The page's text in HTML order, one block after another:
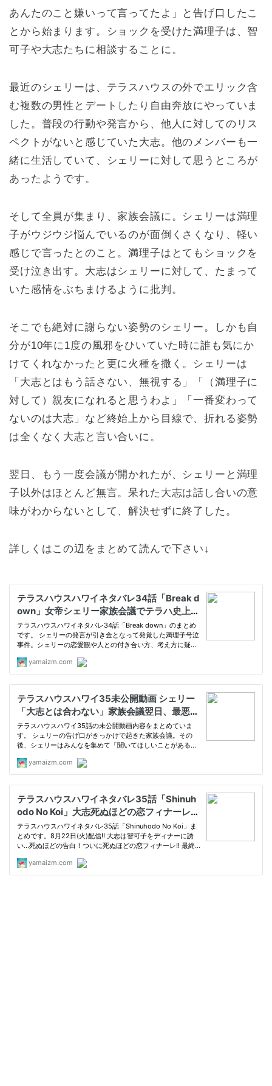
あんたのこと嫌いって言ってたよ」と告げ口したこ
とから始まります。ショックを受けた満理子は、智
可子や大志たちに相談することに。
最近のシェリーは、テラスハウスの外でエリック含
む複数の男性とデートしたり自由奔放にやっていま
した。普段の行動や発言から、他人に対してのリス
ペクトがないと感じていた大志。他のメンバーも一
緒に生活していて、シェリーに対して思うところが
あったようです。
そして全員が集まり、家族会議に。シェリーは満理
子がウジウジ悩んでいるのが面倒くさくなり、軽い
感じで言ったとのこと。満理子はとてもショックを
受け泣き出す。大志はシェリーに対して、たまって
いた感情をぶちまけるように批判。
そこでも絶対に謝らない姿勢のシェリー。しかも自
分が10年に1度の風邪をひいていた時に誰も気にか
けてくれなかったと更に火種を撒く。シェリーは
「大志とはもう話さない、無視する」「（満理子に
対して）親友になれると思うわよ」「一番変わって
ないのは大志」など終始上から目線で、折れる姿勢
は全くなく大志と言い合いに。
翌日、もう一度会議が開かれたが、シェリーと満理
子以外はほとんど無言。呆れた大志は話し合いの意
味がわからないとして、解決せずに終了した。
詳しくはこの辺をまとめて読んで下さい↓